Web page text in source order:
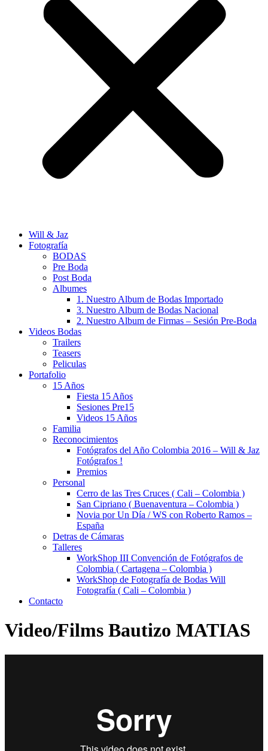
Will & Jaz
Fotografía
BODAS
Pre Boda
Post Boda
Albumes
1. Nuestro Album de Bodas Importado
3. Nuestro Album de Bodas Nacional
2. Nuestro Album de Firmas – Sesión Pre-Boda
Videos Bodas
Trailers
Teasers
Peliculas
Portafolio
15 Años
Fiesta 15 Años
Sesiones Pre15
Videos 15 Años
Familia
Reconocimientos
Fotógrafos del Año Colombia 2016 – Will & Jaz
Fotógrafos !
Premios
Personal
Cerro de las Tres Cruces ( Cali – Colombia )
San Cipriano ( Buenaventura – Colombia )
Novia por Un Día / WS con Roberto Ramos –
España
Detras de Cámaras
Talleres
WorkShop III Convención de Fotógrafos de
Colombia ( Cartagena – Colombia )
WorkShop de Fotografía de Bodas Will
Fotografía ( Cali – Colombia )
Contacto
Video/Films Bautizo MATIAS